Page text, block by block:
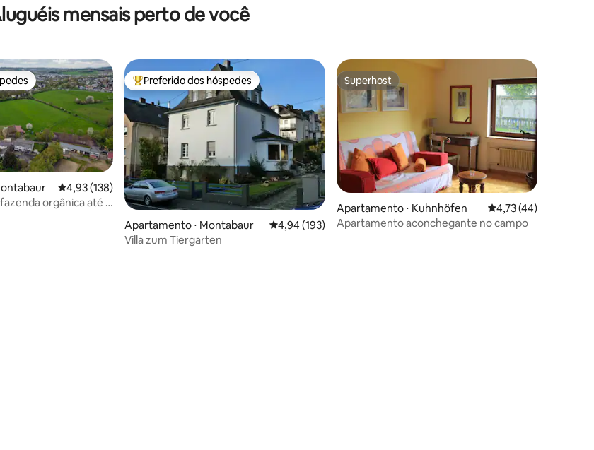
mensais perto de você
52 avaliações
4,93 de uma avaliação média de 5, 138 avaliações
4,93 (138)
orgânica até 5
Entre os melhores preferidos dos hóspedes
Preferido dos hóspedes
Apartamento ⋅ Montabaur 4,94 de uma avaliação média de 5, 193 avaliações
4,94 (193)
Villa zum Tiergarten
Superhost
Superhost
Apartamento ⋅ Kuhnhöfen 4,73 de uma
4,73 (44)
Apartamento aconchegante no campo